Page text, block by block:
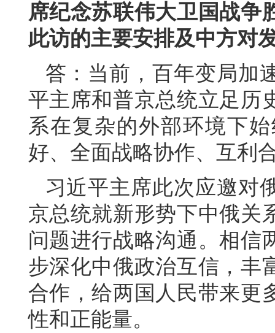
席纪念苏联伟大卫国战争
此访的主要安排及中方对
答：当前，百年变局加
平主席和普京总统立足历
系在复杂的外部环境下
好、全面战略协作、互利
习近平主席此次应邀对
京总统就新形势下中俄关
问题进行战略沟通。相信
步深化中俄政治互信，丰
合作，给两国人民带来更
性和正能量。